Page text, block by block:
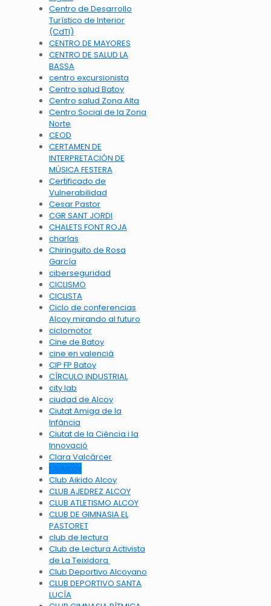
Centro de Desarrollo
Turístico de Interior
(CdTI)
CENTRO DE MAYORES
CENTRO DE SALUD LA
BASSA
centro excursionista
Centro salud Batoy
Centro salud Zona Alta
Centro Social de la Zona
Norte
CEOD
CERTAMEN DE
INTERPRETACIÓN DE
MÚSICA FESTERA
Certificado de
Vulnerabilidad
Cesar Pastor
CGR SANT JORDI
CHALETS FONT ROJA
charlas
Chiringuito de Rosa
García
ciberseguridad
CICLISMO
CICLISTA
Ciclo de conferencias
Alcoy mirando al futuro
ciclomotor
Cine de Batoy
cine en valencià
CIP FP Batoy
CÍRCULO INDUSTRIAL
city lab
ciudad de Alcoy
Ciutat Amiga de la
Infància
Ciutat de la Ciència i la
Innovació
Clara Valcárcer
CLIAlcoy
Club Aikido Alcoy
CLUB AJEDREZ ALCOY
CLUB ATLETISMO ALCOY
CLUB DE GIMNASIA EL
PASTORET
club de lectura
Club de Lectura Activista
de La Teixidora
Club Deportivo Alcoyano
CLUB DEPORTIVO SANTA
LUCÍA